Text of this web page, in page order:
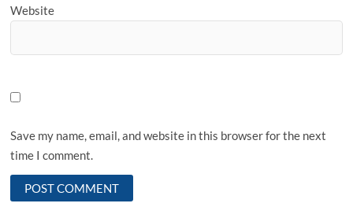
Website
Save my name, email, and website in this browser for the next
time I comment.